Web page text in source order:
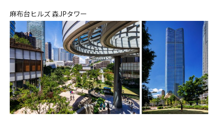
コンプライアンスポリシー プライバシーポリシー ご利用規約
麻布台ヒルズ 森JPタワー